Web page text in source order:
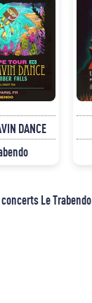
DANCE
Le Trabendo